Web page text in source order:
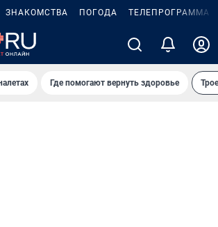
ЗНАКОМСТВА ПОГОДА ТЕЛЕПРОГРАММА
Где помогают вернуть здоровье